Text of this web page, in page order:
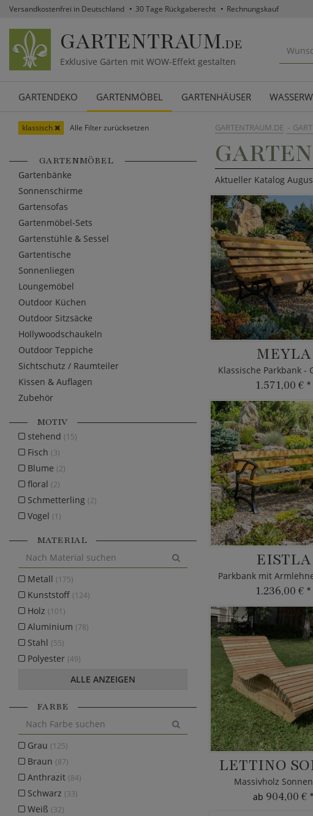
Versandkostenfrei in Deutschland 30 Tage Rückgaberecht Rechnungskauf
GARTENTRAUM.DE
Exklusive Gärten mit WOW-Effekt gestalten
GARTENDEKO GARTENMÖBEL GARTENHÄUSER
GARTENTRAUM.DE
Aktueller Katalog
MEYLA
1.571,00 € *
EISTLA
1.236,00 € *
LETTINO
Massivholz
ab 904,00 € *
klassisch Alle Filter zurücksetzen
GARTENMÖBEL
Gartenbänke
Sonnenschirme
Gartensofas
Gartenmöbel-Sets
Gartenstühle & Sessel
Gartentische
Sonnenliegen
Loungemöbel
Outdoor Küchen
Outdoor Sitzsäcke
Hollywoodschaukeln
Outdoor Teppiche
Sichtschutz / Raumteiler
Kissen & Auflagen
Zubehör
MOTIV
stehend (15)
Fisch (3)
Blume (2)
floral (2)
Schmetterling (2)
Vogel (1)
MATERIAL
Metall (175)
Kunststoff (124)
Holz (101)
Aluminium (78)
Stahl (55)
Polyester (49)
ALLE ANZEIGEN
FARBE
Grau (125)
Braun (87)
Anthrazit (84)
Schwarz (33)
Weiß (32)